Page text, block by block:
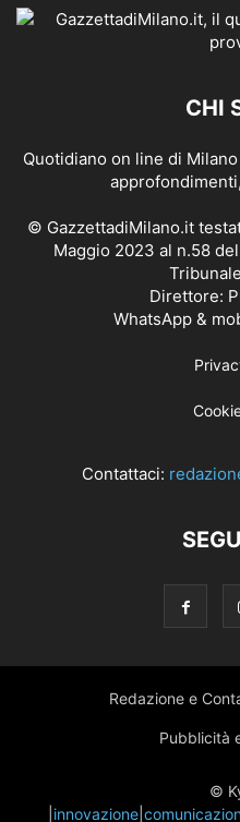
CHI
Quotidiano on line di
© GazzettadiMilano.it
Maggio 2023 al n.58
Direttore:
WhatsApp &
Contattaci:
Redazione e
Pubblicità
©
innovazione